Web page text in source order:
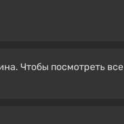
Чтобы посмотреть все